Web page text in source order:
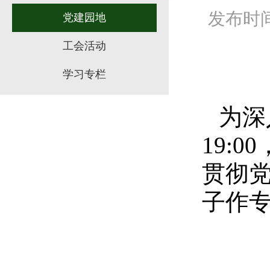
党建园地
工会活动
学习专栏
发布时
为
19:00
贯彻
子作